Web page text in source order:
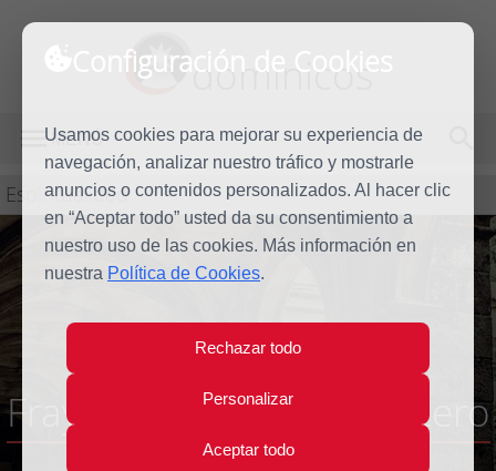
Configuración de Cookies
Usamos cookies para mejorar su experiencia de
navegación, analizar nuestro tráfico y mostrarle
anuncios o contenidos personalizados. Al hacer clic
en “Aceptar todo” usted da su consentimiento a
nuestro uso de las cookies. Más información en
nuestra Política de Cookies.
Rechazar todo
Personalizar
Aceptar todo
dominicos
MENÚ
Espiritualidad
Fray Juan González Arintero